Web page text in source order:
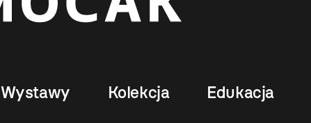
Wystawy Kolekcja Edukacja